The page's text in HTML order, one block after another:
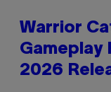
Warrior
Gameplay
2026